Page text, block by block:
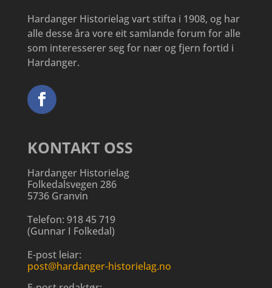
Hardanger Historielag vart stifta i 1908, og har
alle desse åra vore eit samlande forum for alle
som interesserer seg for nær og fjern fortid i
Hardanger.
KONTAKT OSS
Hardanger Historielag
Folkedalsvegen 286
5736 Granvin
Telefon: 918 45 719
(Gunnar I Folkedal)
E-post leiar:
post@hardanger-historielag.no